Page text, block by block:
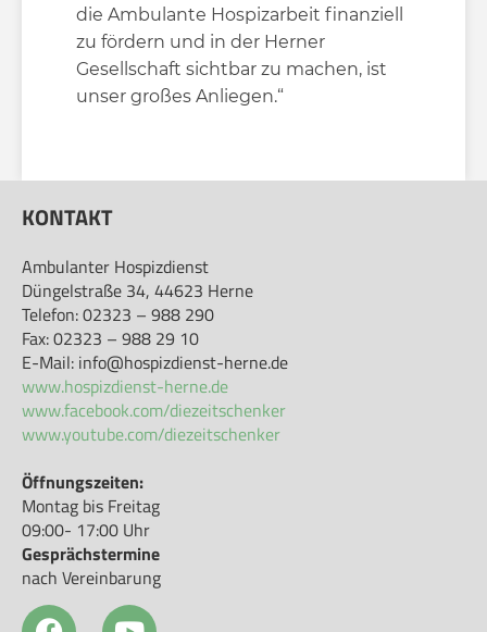
die Ambulante Hospizarbeit finanziell
zu fördern und in der Herner
Gesellschaft sichtbar zu machen, ist
unser großes Anliegen.“
KONTAKT
Ambulanter Hospizdienst
Düngelstraße 34, 44623 Herne
Telefon: 02323 – 988 290
Fax: 02323 – 988 29 10
E-Mail: info@hospizdienst-herne.de
www.hospizdienst-herne.de
www.facebook.com/diezeitschenker
www.youtube.com/diezeitschenker
Öffnungszeiten:
Montag bis Freitag
09:00- 17:00 Uhr
Gesprächstermine
nach Vereinbarung